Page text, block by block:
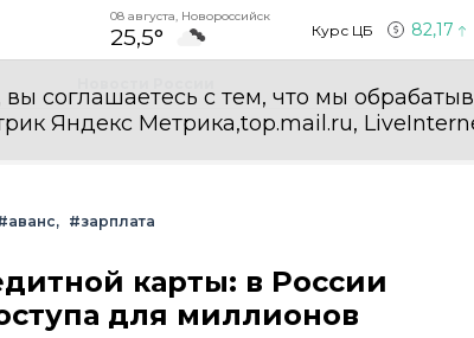
08 августа, Новороссийск
25,5° Курс ЦБ 82,17
вы соглашаетесь с тем, что мы
Яндекс Метрика,top.mail.ru,
#зарплата
карты: в России
для миллионов